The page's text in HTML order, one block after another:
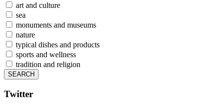
art and culture
sea
monuments and museums
nature
typical dishes and products
sports and wellness
tradition and religion
Twitter